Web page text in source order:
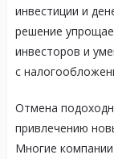
инвестиции и
решение
инвесторов и
с
Отмена
привлечению
Многие